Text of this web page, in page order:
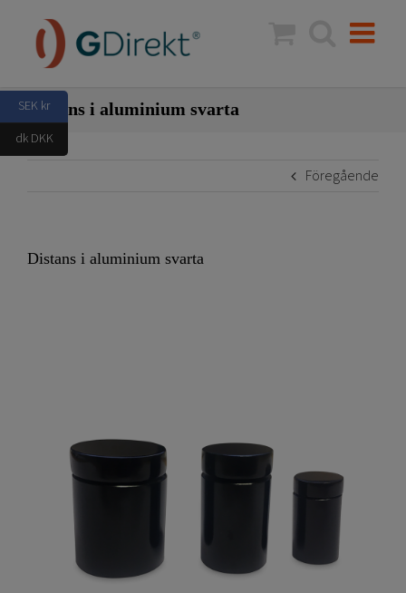
innehållet
Distans i aluminium svarta
Föregående
Distans i aluminium svarta
SEK kr
dk DKK